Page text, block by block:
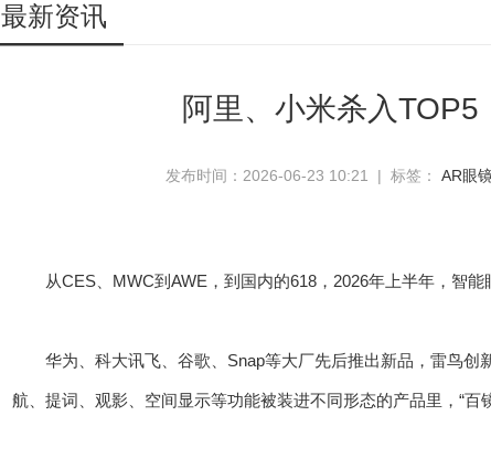
最新资讯
阿里、小米杀入
发布时间：2026-06-23 10:21 | 标签： AR眼
从CES、MWC到AWE，到国内的618，2026年上半年，智
华为、科大讯飞、谷歌、Snap等大厂先后推出新品，雷鸟
航、提词、观影、空间显示等功能被装进不同形态的产品里，“百